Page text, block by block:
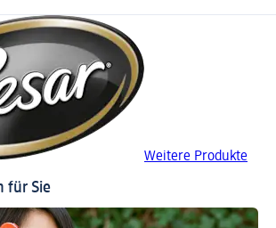
Weitere Produkte
für Sie